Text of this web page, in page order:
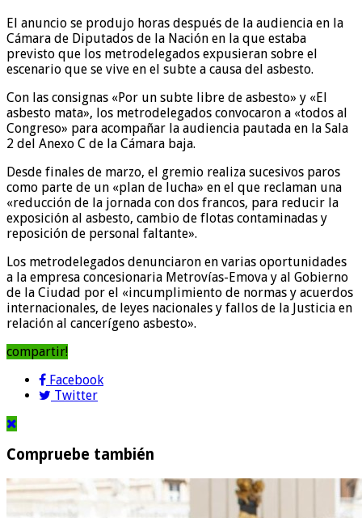
El anuncio se produjo horas después de la audiencia en la
Cámara de Diputados de la Nación en la que estaba
previsto que los metrodelegados expusieran sobre el
escenario que se vive en el subte a causa del asbesto.
Con las consignas «Por un subte libre de asbesto» y «El
asbesto mata», los metrodelegados convocaron a «todos al
Congreso» para acompañar la audiencia pautada en la Sala
2 del Anexo C de la Cámara baja.
Desde finales de marzo, el gremio realiza sucesivos paros
como parte de un «plan de lucha» en el que reclaman una
«reducción de la jornada con dos francos, para reducir la
exposición al asbesto, cambio de flotas contaminadas y
reposición de personal faltante».
Los metrodelegados denunciaron en varias oportunidades
a la empresa concesionaria Metrovías-Emova y al Gobierno
de la Ciudad por el «incumplimiento de normas y acuerdos
internacionales, de leyes nacionales y fallos de la Justicia en
relación al cancerígeno asbesto».
compartir!
Facebook
Twitter
Compruebe también